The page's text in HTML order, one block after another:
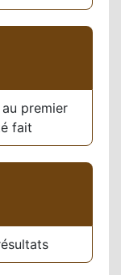
premier
fait